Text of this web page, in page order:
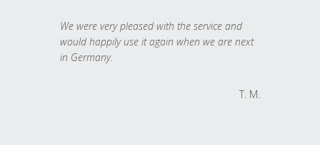
We were very pleased with the service and
would happily use it again when we are next
in Germany.
T. M.